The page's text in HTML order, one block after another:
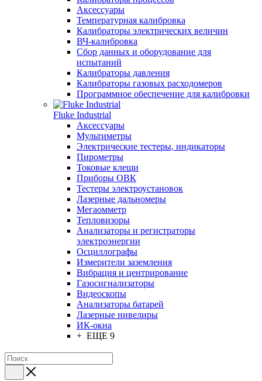
Аксессуары
Температурная калибровка
Калибраторы электрических величин
ВЧ-калибровка
Сбор данных и оборудование для
испытаний
Калибраторы давления
Калибраторы газовых расходомеров
Программное обеспечение для калибровки
Fluke Industrial
Аксессуары
Мультиметры
Электрические тестеры, индикаторы
Пирометры
Токовые клещи
Приборы ОВК
Тестеры электроустановок
Лазерные дальномеры
Мегаомметр
Тепловизоры
Анализаторы и регистраторы
электроэнергии
Осциллографы
Измерители заземления
Вибрация и центрирование
Газосигнализаторы
Видеоскопы
Анализаторы батарей
Лазерные нивелиры
ИК-окна
+ ЕЩЕ 9